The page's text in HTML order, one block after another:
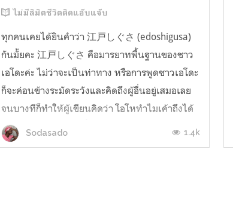
ไม่มีลิมิตชีวิตติดแอ๊บแจ๊บ
ทุกคนเคยได้ยินคำว่า 江戸しぐさ (edoshigusa)
กันมั้ยคะ 江戸しぐさ คือมารยาทพื้นฐานของชาว
เอโดะค่ะ ไม่ว่าจะเป็นท่าทาง หรือการพูดชาวเอโดะ
ก็จะค่อนข้างระมัดระวังและคิดถึงผู้อื่นอยู่เสมอเลย
จนบางทีก็ทำให้ผู้เขียนคิดว่า โอโหทำไมเค้าถึงได้
คิดถึงคนอื่นได้ขนาดนี้นะอยากรู้มั้ยคะว่าชาวเอโดะ
มารยาทดีขนาดไหน มาลองอ่านกันได้เ...
Sodasado 1.4k